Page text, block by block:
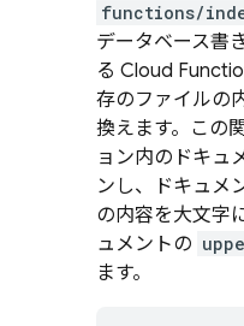
functions/
データベース書
る Cloud
存のファイルの
換えます。この
ョン内のドキュ
ンし、ドキュメ
の内容を大文字
ュメントの
ます。